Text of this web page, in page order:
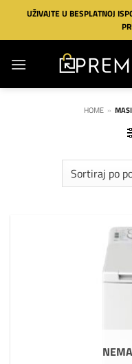
Preskoči
sadržaj
UŽIVAJTE U BESPLATNOJ
HOME »